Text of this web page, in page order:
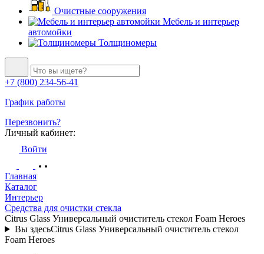
Очистные сооружения
Мебель и интерьер
автомойки
Толщиномеры
+7 (800) 234-56-41
График работы
Перезвонить?
Личный кабинет:
Войти
Главная
Каталог
Интерьер
Средства для очистки стекла
Citrus Glass Универсальный очиститель стекол Foam Heroes
Вы здесьCitrus Glass Универсальный очиститель стекол
Foam Heroes